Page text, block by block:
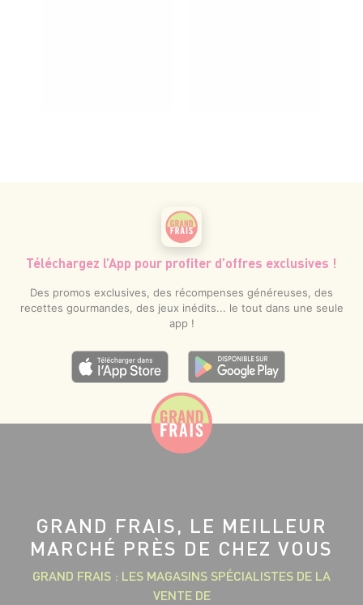
Téléchargez l’App pour profiter d’offres exclusives !
Des promos exclusives, des récompenses généreuses, des
recettes gourmandes, des jeux inédits... le tout dans une seule
app !
GRAND FRAIS, LE MEILLEUR
MARCHÉ PRÈS DE CHEZ VOUS
GRAND FRAIS : LES MAGASINS SPÉCIALISTES DE LA
VENTE DE